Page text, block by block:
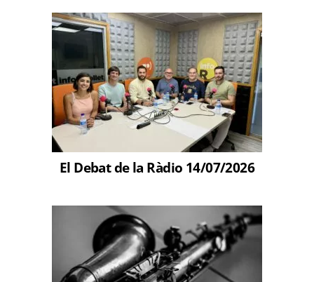
El Debat de la Ràdio 14/07/2026